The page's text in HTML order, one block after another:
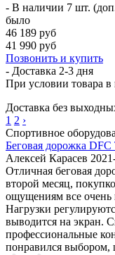
- В наличии 7 шт.
было
46 189 руб
41 990 руб
Позвонить и купить
- Доставка 2-3 дня
При условии товара в
Доставка без
1 2 ›
Спортивное
Беговая дорожка DFC
Алексей Карасев
Отличная беговая
второй месяц,
ощущениям все очень
Нагрузки
выводится на экран.
профессиональные
понравился выбором,